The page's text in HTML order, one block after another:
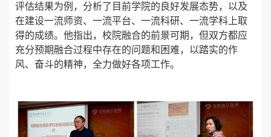
评估结果为例，分析了目前学院的良好发展态势，以及
在建设一流师资、一流平台、一流科研、一流学科上取
得的成绩。他指出，校院融合的前景可期，但双方都应
充分预期融合过程中存在的问题和困难，以踏实的作
风、奋斗的精神，全力做好各项工作。